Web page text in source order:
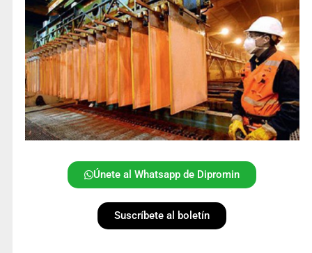
Únete al Whatsapp de Dipromin
Suscríbete al boletín